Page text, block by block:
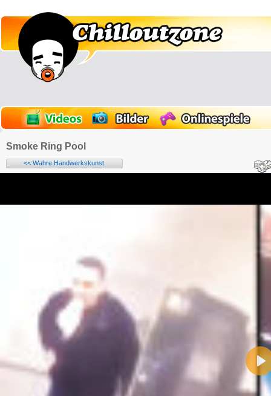
Smoke Ring Pool
<< Wahre Handwerkskunst